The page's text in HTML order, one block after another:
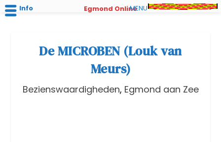
De MICROBEN (Louk van
Meurs)
Bezienswaardigheden, Egmond aan Zee
Info Egmond OnlineMENU